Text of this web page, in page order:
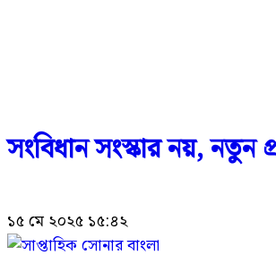
সংবিধান সংস্কার নয়, নতুন
১৫ মে ২০২৫ ১৫:৪২